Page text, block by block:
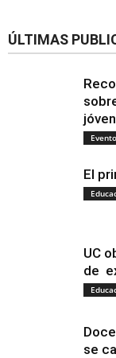
ÚLTIMAS
El
UC
de
se